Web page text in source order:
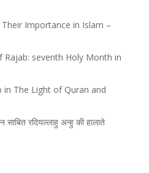
Importance in Islam –
seventh Holy Month in
The Light of Quran and
रदियल्लाहु अन्हु की हालाते